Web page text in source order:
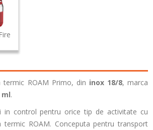
termic ROAM Primo, din inox 18/8, marca
ml.
in control pentru orice tip de activitate cu
ROAM. Conceputa pentru transport